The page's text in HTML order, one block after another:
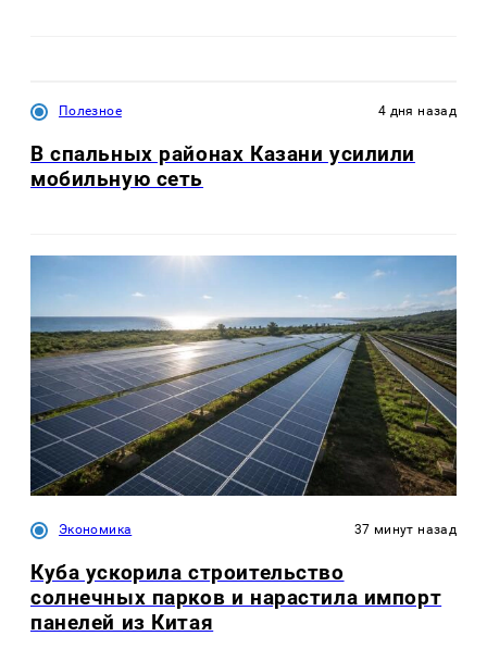
Полезное 4 дня назад
В спальных районах Казани усилили
мобильную сеть
Экономика 37 минут назад
Куба ускорила строительство
солнечных парков и нарастила импорт
панелей из Китая